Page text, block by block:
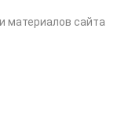
материалов сайта